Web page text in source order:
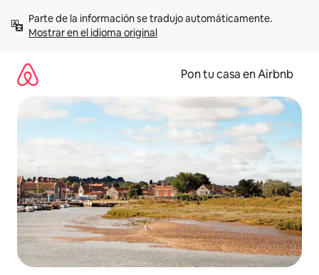
contenidoMostrar en el idioma original
Pon tu casa en Airbnb